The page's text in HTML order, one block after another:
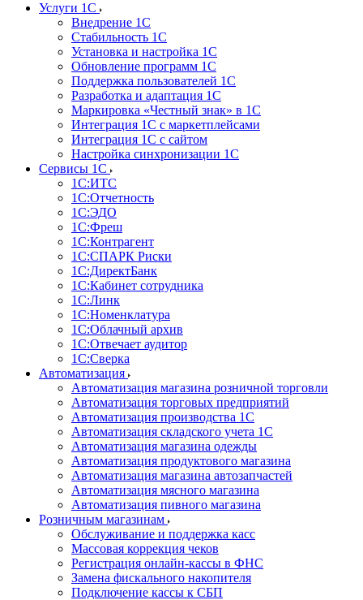
Услуги 1С
Внедрение 1С
Стабильность 1С
Установка и настройка 1С
Обновление программ 1С
Поддержка пользователей 1С
Разработка и адаптация 1С
Маркировка «Честный знак» в 1С
Интеграция 1С с маркетплейсами
Интеграция 1С с сайтом
Настройка синхронизации 1С
Сервисы 1С
1С:ИТС
1С:Отчетность
1С:ЭДО
1С:Фреш
1С:Контрагент
1С:CПАРК Риски
1С:ДиректБанк
1С:Кабинет сотрудника
1С:Линк
1С:Номенклатура
1С:Облачный архив
1С:Отвечает аудитор
1С:Сверка
Автоматизация
Автоматизация магазина розничной торговли
Автоматизация торговых предприятий
Автоматизация производства 1С
Автоматизация складского учета 1C
Автоматизация магазина одежды
Автоматизация продуктового магазина
Автоматизация магазина автозапчастей
Автоматизация мясного магазина
Автоматизация пивного магазина
Розничным магазинам
Обслуживание и поддержка касс
Массовая коррекция чеков
Регистрация онлайн-кассы в ФНС
Замена фискального накопителя
Подключение кассы к СБП